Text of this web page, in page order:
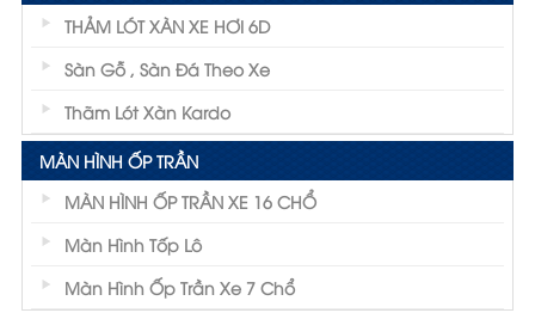
THẢM LÓT XÀN XE HƠI 6D
Sàn Gỗ , Sàn Đá Theo Xe
Thãm Lót Xàn Kardo
MÀN HÌNH ỐP TRẦN
MÀN HÌNH ỐP TRẦN XE 16 CHỔ
Màn Hình Tốp Lô
Màn Hình Ốp Trần Xe 7 Chổ